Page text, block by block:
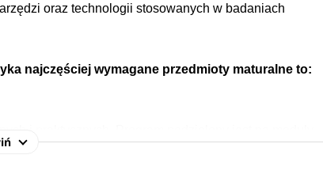
oraz technologii stosowanych w badaniach
najczęściej wymagane przedmioty maturalne to:
się w wybranych obszarach, takich jak biofizyka